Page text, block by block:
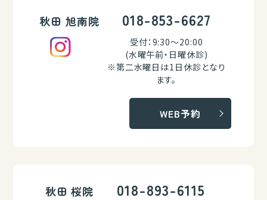
秋田 旭南院 018-853-6627
受付：9:30～20:00
(水曜午前・日曜休診)
※第二水曜日は1日休診となり
ます。
WEB予約
秋田 桜院 018-893-6115